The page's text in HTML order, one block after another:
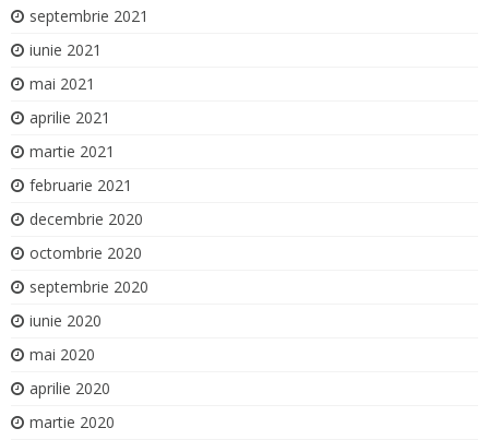
septembrie 2021
iunie 2021
mai 2021
aprilie 2021
martie 2021
februarie 2021
decembrie 2020
octombrie 2020
septembrie 2020
iunie 2020
mai 2020
aprilie 2020
martie 2020